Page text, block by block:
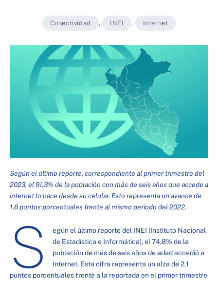
Conectividad , INEI , Internet
Según el último reporte, correspondiente al primer trimestre del
2023, el 91,3% de la población con más de seis años que accede a
internet lo hace desde su celular. Esto representa un avance de
1,6 puntos porcentuales frente al mismo periodo del 2022.
S
egún el último reporte del INEI (Instituto Nacional
de Estadística e Informática), el 74,8% de la
población de más de seis años de edad accedió a
Internet. Esta cifra representa un alza de 2,1
puntos porcentuales frente a la reportada en el primer trimestre